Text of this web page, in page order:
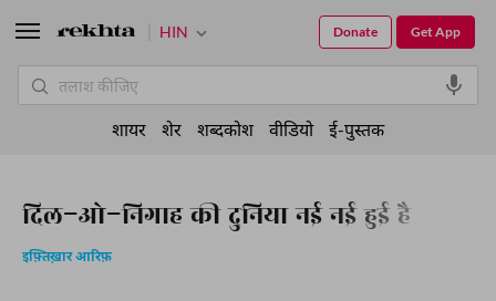
दिल-ओ-निगाह की दुनिया नई नई हुई है
इफ़्तिख़ार आरिफ़
HIN Get App
Donate
शायर शेर शब्दकोश वीडियो ई-पुस्तक